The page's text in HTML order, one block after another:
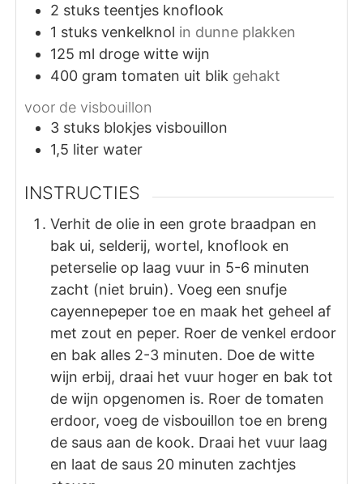
2 stuks teentjes knoflook
1 stuks venkelknol in dunne plakken
125 ml droge witte wijn
400 gram tomaten uit blik gehakt
voor de visbouillon
3 stuks blokjes visbouillon
1,5 liter water
INSTRUCTIES
Verhit de olie in een grote braadpan en
bak ui, selderij, wortel, knoflook en
peterselie op laag vuur in 5-6 minuten
zacht (niet bruin). Voeg een snufje
cayennepeper toe en maak het geheel af
met zout en peper. Roer de venkel erdoor
en bak alles 2-3 minuten. Doe de witte
wijn erbij, draai het vuur hoger en bak tot
de wijn opgenomen is. Roer de tomaten
erdoor, voeg de visbouillon toe en breng
de saus aan de kook. Draai het vuur laag
en laat de saus 20 minuten zachtjes